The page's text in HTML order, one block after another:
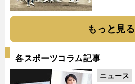
もっと見る
各スポーツコラム記事
ニュース